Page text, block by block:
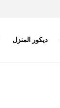
ديكور المنزل